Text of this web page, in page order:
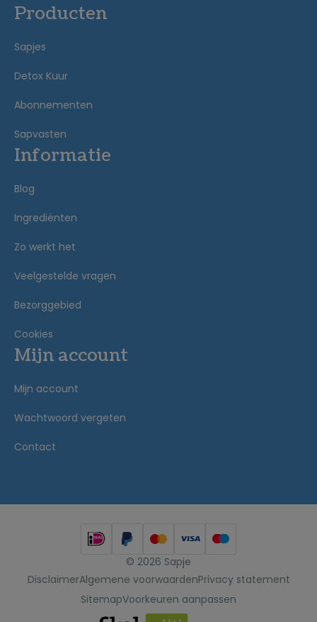
Producten
Sapjes
Detox Kuur
Abonnementen
Sapvasten
Informatie
Blog
Ingrediënten
Zo werkt het
Veelgestelde vragen
Bezorggebied
Cookies
Mijn account
Mijn account
Wachtwoord vergeten
Contact
© 2026 Sapje
DisclaimerAlgemene voorwaardenPrivacy statement
SitemapVoorkeuren aanpassen